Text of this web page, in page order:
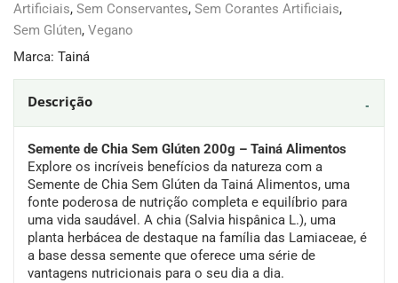
Artificiais, Sem Conservantes, Sem Corantes Artificiais,
Sem Glúten, Vegano
Marca: Tainá
Descrição
Semente de Chia Sem Glúten 200g – Tainá Alimentos
Explore os incríveis benefícios da natureza com a
Semente de Chia Sem Glúten da Tainá Alimentos, uma
fonte poderosa de nutrição completa e equilíbrio para
uma vida saudável. A chia (Salvia hispânica L.), uma
planta herbácea de destaque na família das Lamiaceae, é
a base dessa semente que oferece uma série de
vantagens nutricionais para o seu dia a dia.